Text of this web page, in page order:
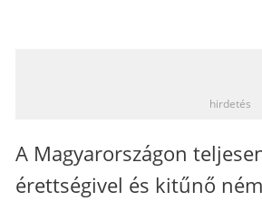
hirdetés
A Magyarországon
érettségivel és kitűnő